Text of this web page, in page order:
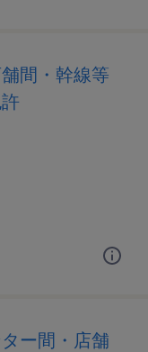
間・幹線等
ー間・店舗